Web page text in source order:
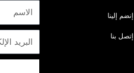
إنضم إلينا
إتصل بنا
الاسم
البريد